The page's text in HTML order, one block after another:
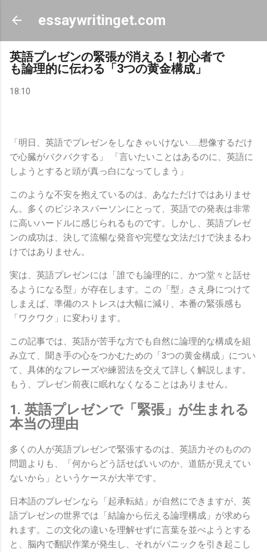
スキップしてメイン コンテンツに移動
essaywritinget.com
英語プレゼンの緊張が消える！初心者で
も論理的に伝わる「3つの黄金構成」
18:10
「明日、英語でプレゼンをしなきゃいけない……想像するだけ
で心臓がバクバクする」 「言いたいことはあるのに、英語に
しようとすると頭が真っ白になってしまう」
このような不安を抱えているのは、あなただけではありませ
ん。多くのビジネスパーソンにとって、英語での発表は非常
に高いハードルに感じられるものです。しかし、英語プレゼ
ンの成功は、決して流暢な発音や完璧な文法だけで決まるわ
けではありません。
実は、英語プレゼンには「誰でも論理的に、かつ堂々と話せ
るようになる型」が存在します。この「型」さえ身につけて
しまえば、準備のストレスは大幅に減り、本番の緊張感も
「ワクワク」に変わります。
この記事では、英語が苦手な方でも自然に論理的な構成を組
み立て、聞き手の心をつかむための「3つの黄金構成」につい
て、具体的なフレーズや練習法を交えて詳しく解説します。
もう、プレゼン前夜に眠れなくなることはありません。
1. 英語プレゼンで「緊張」が生まれる
本当の理由
多くの人が英語プレゼンで緊張するのは、英語力そのものの
問題よりも、「何からどう話せばいいのか、道筋が見えてい
ないから」というケースが大半です。
日本語のプレゼンなら「起承転結」が自然にできますが、英
語プレゼンの世界では「結論から伝える論理構成」が求めら
れます。この文化の違いを理解せずに言葉を並べようとする
と、脳内で翻訳作業が発生し、それがパニックを引き起こし